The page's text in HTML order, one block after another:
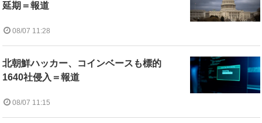
延期＝報道
08/07 11:28
北朝鮮ハッカー、コインベースも標的
1640社侵入＝報道
08/07 11:15